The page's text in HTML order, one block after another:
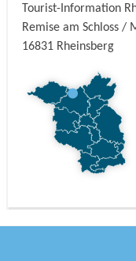
Tourist-Information
Remise am Schloss /
16831 Rheinsberg